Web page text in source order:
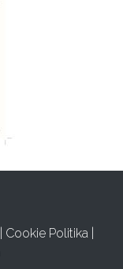
Cookie Politika